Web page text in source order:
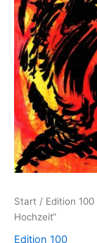
Start / Edition 100
Hochzeit“
Edition 100